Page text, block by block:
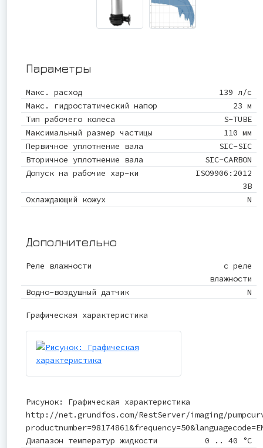
Параметры
Макс. расход
139 л/с
Макс. гидростатический напор
23 м
Тип рабочего колеса
S-TUBE
Максимальный размер частицы
110 мм
Первичное уплотнение вала
SIC-SIC
Вторичное уплотнение вала
SIC-CARBON
Допуск на рабочие хар-ки
ISO9906:2012
3B
Охлаждающий кожух
N
Дополнительно
Реле влажности
c реле
влажности
Водно-воздушный датчик
N
Графическая характеристика
Рисунок: Графическая характеристика
http://net.grundfos.com/RestServer/imaging/
Диапазон температур жидкости
0 .. 40 °C